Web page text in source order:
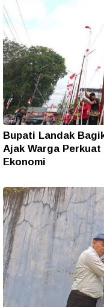
Bupati Landak
Ajak Warga
Ekonomi